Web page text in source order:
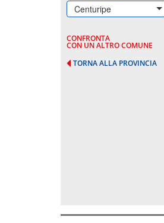
Centuripe
CONFRONTA
CON UN ALTRO COMUNE
TORNA ALLA PROVINCIA